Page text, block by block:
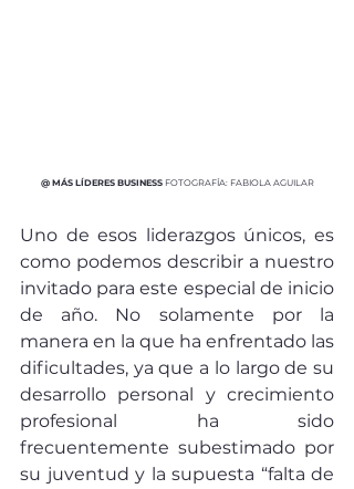
@ MÁS LÍDERES BUSINESS FOTOGRAFÍA: FABIOLA AGUILAR
Uno de esos liderazgos únicos, es
como podemos describir a nuestro
invitado para este especial de inicio
de año. No solamente por la
manera en la que ha enfrentado las
dificultades, ya que a lo largo de su
desarrollo personal y crecimiento
profesional ha sido
frecuentemente subestimado por
su juventud y la supuesta “falta de